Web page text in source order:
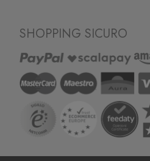
SHOPPING SICURO